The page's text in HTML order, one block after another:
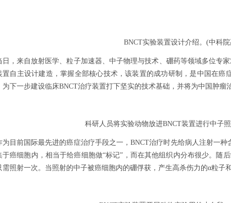
BNCT实验装置设计介绍。(中科院
来自放射医学、粒子加速器、中子物理与技术、硼药等领域多位专家
置自主设计建造，掌握全部核心技术，该装置的成功研制，是中国在癌
为下一步建设临床BNCT治疗装置打下坚实的技术基础，并将为中国肿瘤
科研人员将实验动物放进BNCT装置进行中子照
前国际最先进的癌症治疗手段之一，BNCT治疗时先给病人注射一种
于癌细胞内，相当于给癌细胞做“标记”，而在其他组织内分布很少。随
需照射一次。当照射的中子被癌细胞内的硼俘获，产生高杀伤力的α粒子